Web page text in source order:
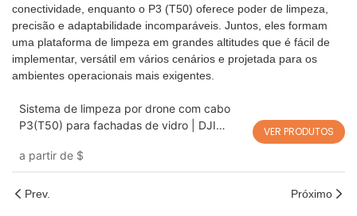
conectividade, enquanto o P3 (T50) oferece poder de limpeza,
precisão e adaptabilidade incomparáveis. Juntos, eles formam
uma plataforma de limpeza em grandes altitudes que é fácil de
implementar, versátil em vários cenários e projetada para os
ambientes operacionais mais exigentes.
Sistema de limpeza por drone com cabo
P3(T50) para fachadas de vidro | DJI
a partir de $
VER PRODUTOS
Prev. Próximo